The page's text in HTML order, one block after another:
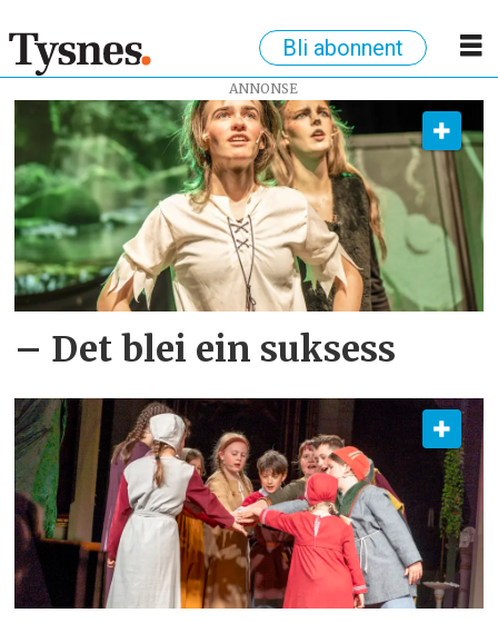
Bli abonnent
Tag:
revy
og
musikkteater
ANNONSE
– Det blei ein suksess